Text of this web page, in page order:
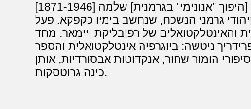
[1871-1946] מינונה הוא שם שבחר לעצמו [היפוך "אנונימי" בגרמנית] שלמה
גרמני הנשכח, שנחשב בימיו כקפקא. פעל
והאינטלקטואלים של רפובליקת ויימאר. מחד
ניטשה: ביוגרפיה אינטלקטואלית והספר
הומור שחור, אנקדוטות אבסורדיות, אותן
כינה גרוטסקות.